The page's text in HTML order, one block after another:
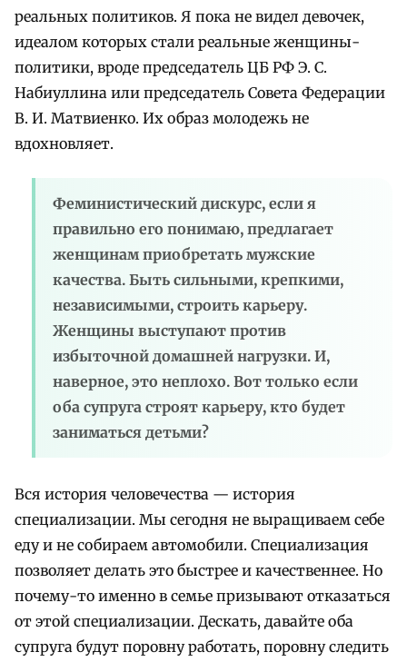
реальных политиков. Я пока не видел девочек,
идеалом которых стали реальные женщины-
политики, вроде председатель ЦБ РФ Э. С.
Набиуллина или председатель Совета Федерации
В. И. Матвиенко. Их образ молодежь не
вдохновляет.
Феминистический дискурс, если я
правильно его понимаю, предлагает
женщинам приобретать мужские
качества. Быть сильными, крепкими,
независимыми, строить карьеру.
Женщины выступают против
избыточной домашней нагрузки. И,
наверное, это неплохо. Вот только если
оба супруга строят карьеру, кто будет
заниматься детьми?
Вся история человечества — история
специализации. Мы сегодня не выращиваем себе
еду и не собираем автомобили. Специализация
позволяет делать это быстрее и качественнее. Но
почему-то именно в семье призывают отказаться
от этой специализации. Дескать, давайте оба
супруга будут поровну работать, поровну следить